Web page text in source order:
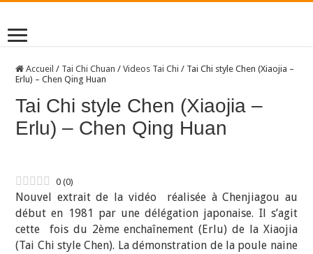
Accueil / Tai Chi Chuan / Videos Tai Chi / Tai Chi style Chen (Xiaojia –
Erlu) – Chen Qing Huan
Tai Chi style Chen (Xiaojia –
Erlu) – Chen Qing Huan
0 (0)
Nouvel extrait de la vidéo réalisée à Chenjiagou au
début en 1981 par une délégation japonaise. Il s’agit
cette fois du 2ème enchaînement (Erlu) de la Xiaojia
(Tai Chi style Chen). La démonstration de la poule naine